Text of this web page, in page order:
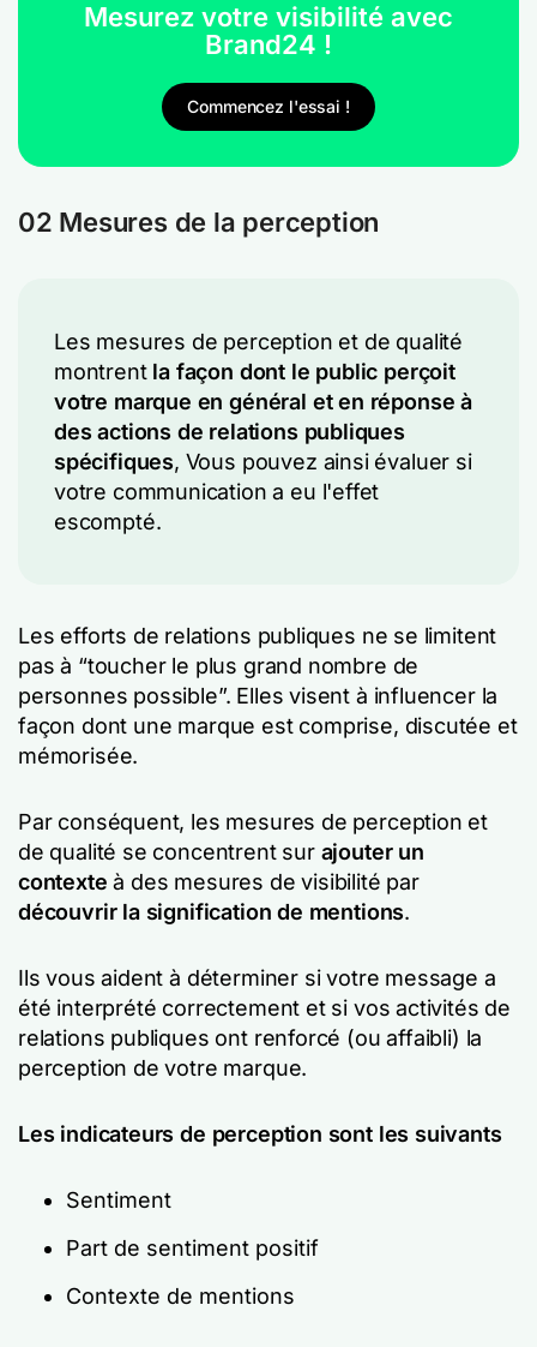
Mesurez votre visibilité avec
Brand24 !
Commencez l'essai !
02 Mesures de la perception
Les mesures de perception et de qualité
montrent la façon dont le public perçoit
votre marque en général et en réponse à
des actions de relations publiques
spécifiques, Vous pouvez ainsi évaluer si
votre communication a eu l'effet
escompté.
Les efforts de relations publiques ne se limitent
pas à “toucher le plus grand nombre de
personnes possible”. Elles visent à influencer la
façon dont une marque est comprise, discutée et
mémorisée.
Par conséquent, les mesures de perception et
de qualité se concentrent sur ajouter un
contexteà des mesures de visibilité par
découvrir la signification de mentions.
Ils vous aident à déterminer si votre message a
été interprété correctement et si vos activités de
relations publiques ont renforcé (ou affaibli) la
perception de votre marque.
Les indicateurs de perception sont les suivants
Sentiment
Part de sentiment positif
Contexte de mentions